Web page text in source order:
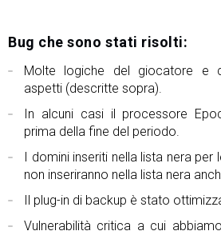
Bug che sono stati risolti:
Molte logiche del giocatore e
aspetti (descritte sopra).
In alcuni casi il processore
prima della fine del periodo.
I domini inseriti nella lista nera per
non inseriranno nella lista nera
Il plug-in di backup è stato
Vulnerabilità critica a cui